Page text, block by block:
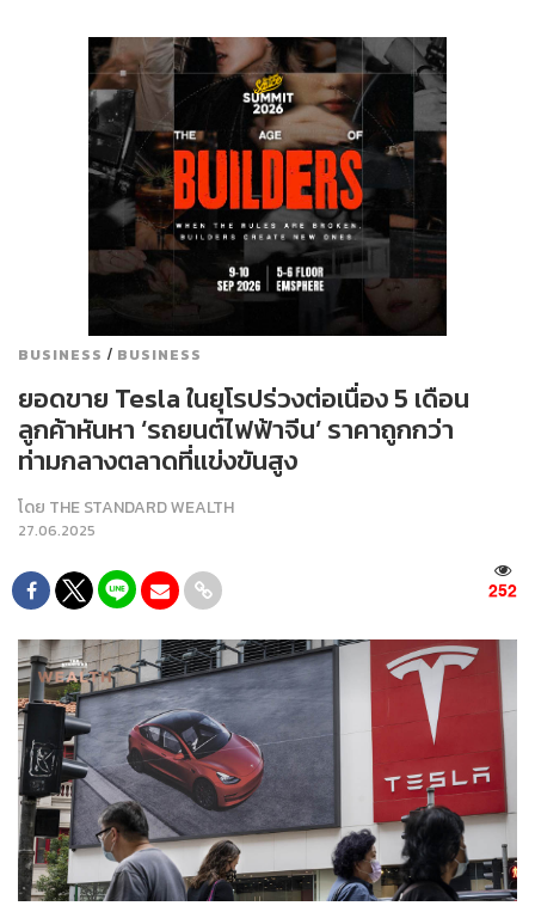
BUSINESS / BUSINESS
ยอดขาย Tesla ในยุโรปร่วงต่อเนื่อง 5 เดือน
ลูกค้าหันหา ‘รถยนต์ไฟฟ้าจีน’ ราคาถูกกว่า
ท่ามกลางตลาดที่แข่งขันสูง
โดย THE STANDARD WEALTH
27.06.2025
252